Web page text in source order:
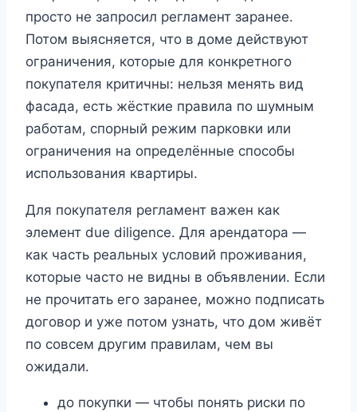
просто не запросил регламент заранее.
Потом выясняется, что в доме действуют
ограничения, которые для конкретного
покупателя критичны: нельзя менять вид
фасада, есть жёсткие правила по шумным
работам, спорный режим парковки или
ограничения на определённые способы
использования квартиры.
Для покупателя регламент важен как
элемент due diligence. Для арендатора —
как часть реальных условий проживания,
которые часто не видны в объявлении. Если
не прочитать его заранее, можно подписать
договор и уже потом узнать, что дом живёт
по совсем другим правилам, чем вы
ожидали.
до покупки — чтобы понять риски по